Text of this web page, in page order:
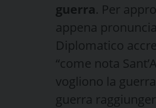
guerra. Per
appena
Diplomatico
“come nota
vogliono la
guerra